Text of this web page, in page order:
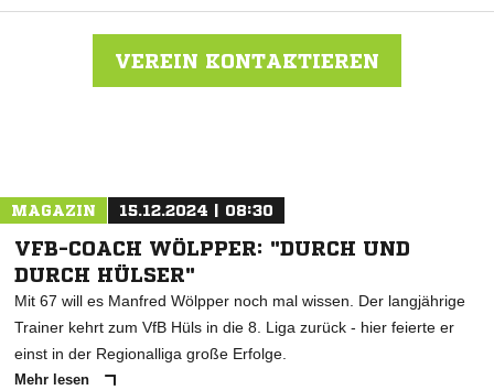
VEREIN KONTAKTIEREN
MAGAZIN 15.12.2024 | 08:30
VFB-COACH WÖLPPER: "DURCH UND
DURCH HÜLSER"
Mit 67 will es Manfred Wölpper noch mal wissen. Der langjährige
Trainer kehrt zum VfB Hüls in die 8. Liga zurück - hier feierte er
einst in der Regionalliga große Erfolge.
Mehr lesen